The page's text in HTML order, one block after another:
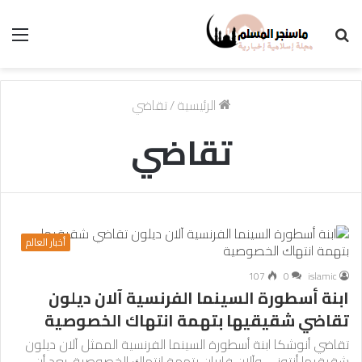
الرئيسية/تقاضي
تقاضي
أخبار العالم
islamic
0
107
ابنة أسطورة السينما الفرنسية آلان ديلون
تقاضي شقيقيها بتهمة انتهاك الخصوصية
تقاضي أنوشكا ابنة أسطورة السينما الفرنسية الممثل آلان ديلون